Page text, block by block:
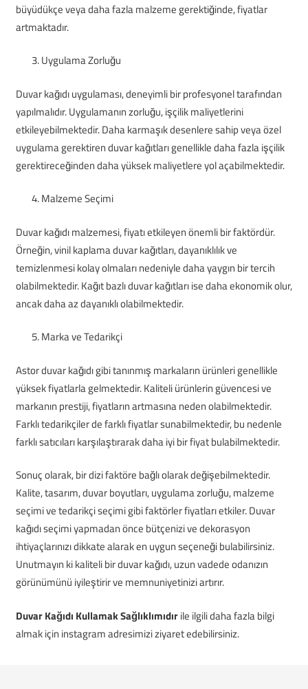
büyüdükçe veya daha fazla malzeme gerektiğinde, fiyatlar
artmaktadır.
Uygulama Zorluğu
Duvar kağıdı uygulaması, deneyimli bir profesyonel tarafından
yapılmalıdır. Uygulamanın zorluğu, işçilik maliyetlerini
etkileyebilmektedir. Daha karmaşık desenlere sahip veya özel
uygulama gerektiren duvar kağıtları genellikle daha fazla işçilik
gerektireceğinden daha yüksek maliyetlere yol açabilmektedir.
Malzeme Seçimi
Duvar kağıdı malzemesi, fiyatı etkileyen önemli bir faktördür.
Örneğin, vinil kaplama duvar kağıtları, dayanıklılık ve
temizlenmesi kolay olmaları nedeniyle daha yaygın bir tercih
olabilmektedir. Kağıt bazlı duvar kağıtları ise daha ekonomik olur,
ancak daha az dayanıklı olabilmektedir.
Marka ve Tedarikçi
Astor duvar kağıdı gibi tanınmış markaların ürünleri genellikle
yüksek fiyatlarla gelmektedir. Kaliteli ürünlerin güvencesi ve
markanın prestiji, fiyatların artmasına neden olabilmektedir.
Farklı tedarikçiler de farklı fiyatlar sunabilmektedir, bu nedenle
farklı satıcıları karşılaştırarak daha iyi bir fiyat bulabilmektedir.
Sonuç olarak, bir dizi faktöre bağlı olarak değişebilmektedir.
Kalite, tasarım, duvar boyutları, uygulama zorluğu, malzeme
seçimi ve tedarikçi seçimi gibi faktörler fiyatları etkiler. Duvar
kağıdı seçimi yapmadan önce bütçenizi ve dekorasyon
ihtiyaçlarınızı dikkate alarak en uygun seçeneği bulabilirsiniz.
Unutmayın ki kaliteli bir duvar kağıdı, uzun vadede odanızın
görünümünü iyileştirir ve memnuniyetinizi artırır.
Duvar Kağıdı Kullamak Sağlıklımıdırile ilgili daha fazla bilgi
almak için instagram adresimizi ziyaret edebilirsiniz.